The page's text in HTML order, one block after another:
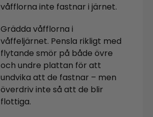
våfflorna inte fastnar i järnet.
Grädda våfflorna i
våffeljärnet. Pensla rikligt med
flytande smör på både övre
och undre plattan för att
undvika att de fastnar – men
överdriv inte så att de blir
flottiga.